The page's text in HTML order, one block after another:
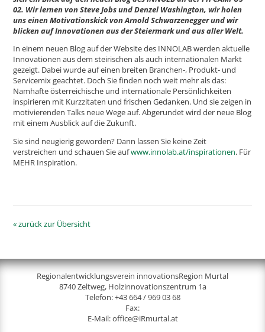
02. Wir lernen von Steve Jobs und Denzel Washington, wir holen
uns einen Motivationskick von Arnold Schwarzenegger und wir
blicken auf Innovationen aus der Steiermark und aus aller Welt.
In einem neuen Blog auf der Website des INNOLAB werden aktuelle
Innovationen aus dem steirischen als auch internationalen Markt
gezeigt. Dabei wurde auf einen breiten Branchen-, Produkt- und
Servicemix geachtet. Doch Sie finden noch weit mehr als das:
Namhafte österreichische und internationale Persönlichkeiten
inspirieren mit Kurzzitaten und frischen Gedanken. Und sie zeigen in
motivierenden Talks neue Wege auf. Abgerundet wird der neue Blog
mit einem Ausblick auf die Zukunft.
Sie sind neugierig geworden? Dann lassen Sie keine Zeit
verstreichen und schauen Sie aufwww.innolab.at/inspirationen. Für
MEHR Inspiration.
« zurück zur Übersicht
Regionalentwicklungsverein innovationsRegion Murtal
8740 Zeltweg, Holzinnovationszentrum 1a
Telefon:+43 664 / 969 03 68
Fax:
E-Mail:office@iRmurtal.at